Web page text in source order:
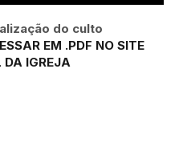
do culto
EM .PDF NO SITE
DA IGREJA